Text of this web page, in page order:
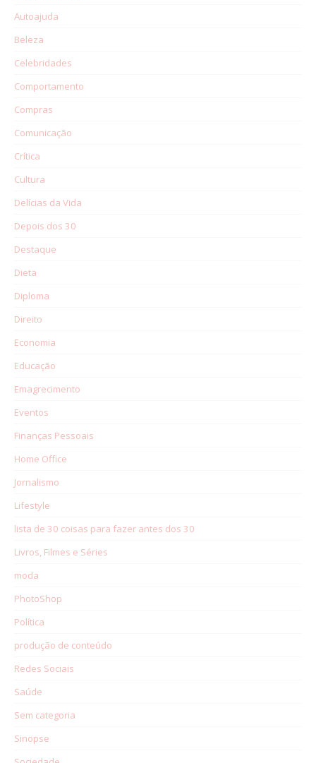
Autoajuda
Beleza
Celebridades
Comportamento
Compras
Comunicação
Crítica
Cultura
Delícias da Vida
Depois dos 30
Destaque
Dieta
Diploma
Direito
Economia
Educação
Emagrecimento
Eventos
Finanças Pessoais
Home Office
Jornalismo
Lifestyle
lista de 30 coisas para fazer antes dos 30
Livros, Filmes e Séries
moda
PhotoShop
Política
produção de conteúdo
Redes Sociais
Saúde
Sem categoria
Sinopse